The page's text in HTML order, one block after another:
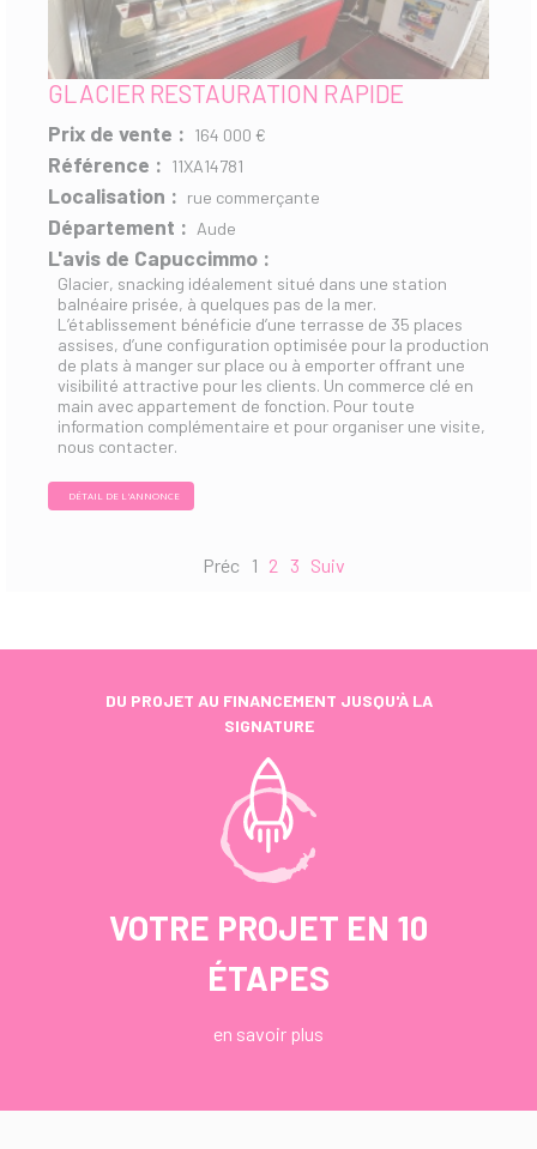
GLACIER RESTAURATION RAPIDE
Prix de vente : 164 000 €
Référence : 11XA14781
Localisation : rue commerçante
Département : Aude
L'avis de Capuccimmo :
Glacier, snacking idéalement situé dans une station
balnéaire prisée, à quelques pas de la mer.
L’établissement bénéficie d’une terrasse de 35 places
assises, d’une configuration optimisée pour la production
de plats à manger sur place ou à emporter offrant une
visibilité attractive pour les clients. Un commerce clé en
main avec appartement de fonction. Pour toute
information complémentaire et pour organiser une visite,
nous contacter.
DÉTAIL DE L'ANNONCE
Préc 1 2 3 Suiv
DU PROJET AU FINANCEMENT JUSQU'À LA
SIGNATURE
VOTRE PROJET EN 10
ÉTAPES
en savoir plus